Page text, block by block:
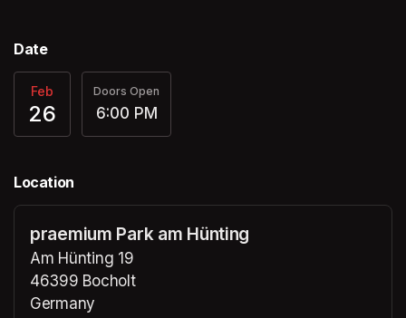
Date
Feb
26
Doors Open
6:00 PM
Location
praemium Park am Hünting
Am Hünting 19
46399 Bocholt
Germany